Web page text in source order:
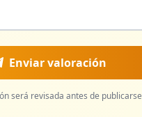
Enviar valoración
será revisada antes de publicarse